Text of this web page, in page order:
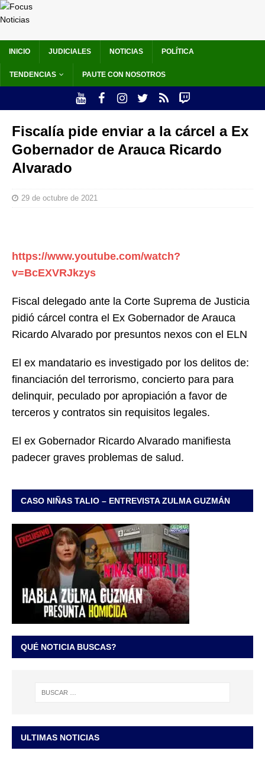
INICIO JUDICIALES NOTICIAS POLÍTICA
TENDENCIAS PAUTE CON NOSOTROS
Fiscalía pide enviar a la cárcel a Ex
Gobernador de Arauca Ricardo
Alvarado
29 de octubre de 2021
https://www.youtube.com/watch?
v=BcEXVRJkzys
Fiscal delegado ante la Corte Suprema de Justicia
pidió cárcel contra el Ex Gobernador de Arauca
Ricardo Alvarado por presuntos nexos con el ELN
El ex mandatario es investigado por los delitos de:
financiación del terrorismo, concierto para para
delinquir, peculado por apropiación a favor de
terceros y contratos sin requisitos legales.
El ex Gobernador Ricardo Alvarado manifiesta
padecer graves problemas de salud.
CASO NIÑAS TALIO – ENTREVISTA ZULMA GUZMÁN
QUÉ NOTICIA BUSCAS?
ULTIMAS NOTICIAS